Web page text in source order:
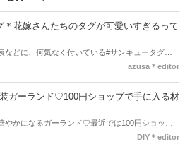
＊花嫁さんたちのタグが可愛いすぎるって
などに、何気なく付いている#サンキュータグ実
んが手作りしてるってご存知でしたか！？あるの
然可愛い♡そんなプレ花嫁さんたちの#サンキュー
てみました♪
azusa＊editor
ガーランド♡100円ショップで手に入る材
やかになるガーランド♡最近では100円ショップ
が販売されていたり、ネット上でダウンロードし
DIY＊editor